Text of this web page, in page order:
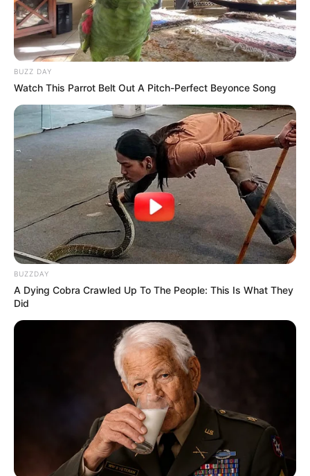
BUZZ DAY
Watch This Parrot Belt Out A Pitch-Perfect Beyonce Song
BUZZDAY
A Dying Cobra Crawled Up To The People: This Is What They
Did